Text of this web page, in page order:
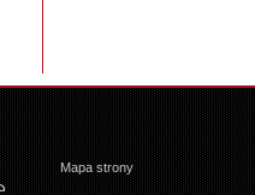
Mapa strony